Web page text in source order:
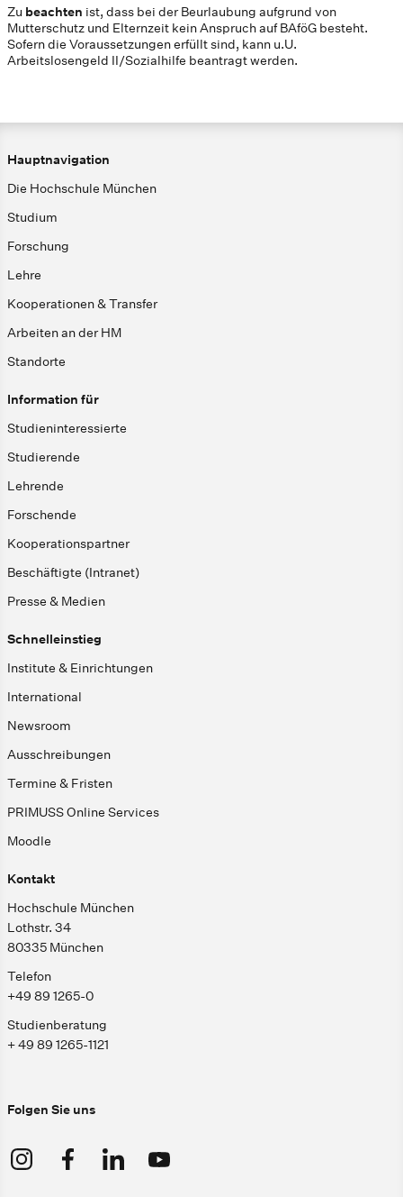
Zu beachten ist, dass bei der Beurlaubung aufgrund von
Mutterschutz und Elternzeit kein Anspruch auf BAföG besteht.
Sofern die Voraussetzungen erfüllt sind, kann u.U.
Arbeitslosengeld II/Sozialhilfe beantragt werden.
Hauptnavigation
Die Hochschule München
Studium
Forschung
Lehre
Kooperationen & Transfer
Arbeiten an der HM
Standorte
Information für
Studieninteressierte
Studierende
Lehrende
Forschende
Kooperationspartner
Beschäftigte (Intranet)
Presse & Medien
Schnelleinstieg
Institute & Einrichtungen
International
Newsroom
Ausschreibungen
Termine & Fristen
PRIMUSS Online Services
Moodle
Kontakt
Hochschule München
Lothstr. 34
80335 München
Telefon
+49 89 1265-0
Studienberatung
+ 49 89 1265-1121
Folgen Sie uns